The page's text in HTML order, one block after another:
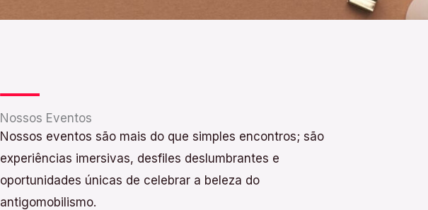
Nossos Eventos
Nossos eventos são mais do que simples encontros; são
experiências imersivas, desfiles deslumbrantes e
oportunidades únicas de celebrar a beleza do
antigomobilismo.